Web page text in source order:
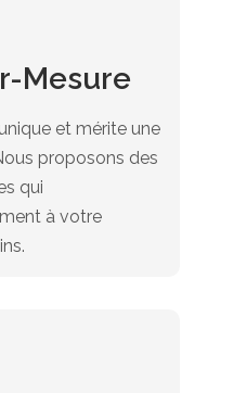
Mesure
et mérite une
proposons des
qui
à votre